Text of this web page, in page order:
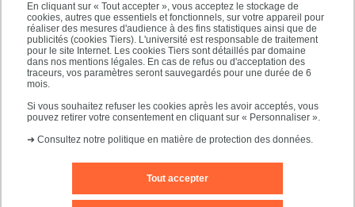
En cliquant sur « Tout accepter », vous acceptez le stockage de
cookies, autres que essentiels et fonctionnels, sur votre appareil pour
réaliser des mesures d'audience à des fins statistiques ainsi que de
publicités (cookies Tiers). L'université est responsable de traitement
pour le site Internet. Les cookies Tiers sont détaillés par domaine
dans nos mentions légales. En cas de refus ou d'acceptation des
traceurs, vos paramètres seront sauvegardés pour une durée de 6
mois.
Si vous souhaitez refuser les cookies après les avoir acceptés, vous
pouvez retirer votre consentement en cliquant sur « Personnaliser ».
➜ Consultez notre politique en matière de protection des données.
Tout accepter
PRATIQUE
NOS FORMATIONS
Nous contacter